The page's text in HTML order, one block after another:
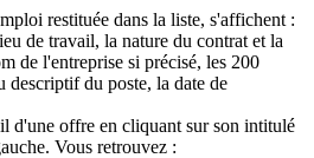
restituée dans la liste, s'affichent :
de travail, la nature du contrat et la
de l'entreprise si précisé, les 200
descriptif du poste, la date de
d'une offre en cliquant sur son intitulé
Vous retrouvez :